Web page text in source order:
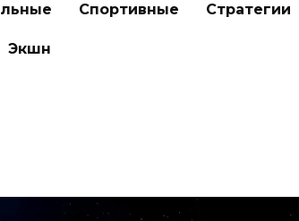
Спортивные Стратегии
Экшн